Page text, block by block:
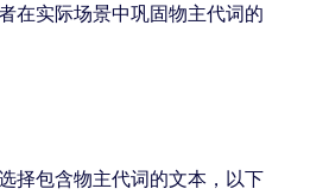
在实际场景中巩固物主代词的
择包含物主代词的文本，以下